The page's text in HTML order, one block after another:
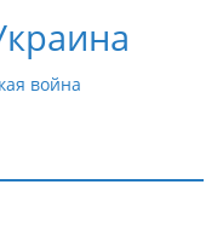
война